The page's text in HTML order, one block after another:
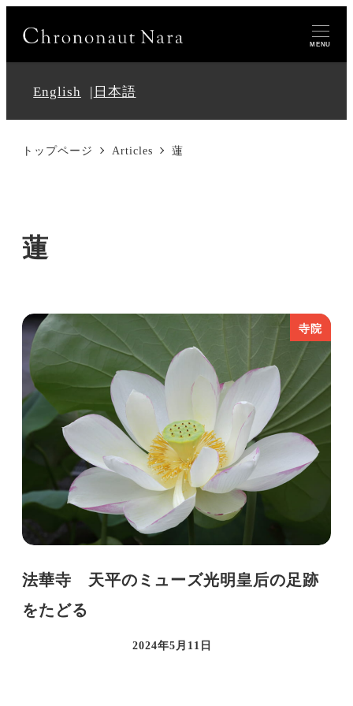
MENU
English 日本語
トップページ Articles 蓮
蓮
寺院
法華寺 天平のミューズ光明皇后の足跡
をたどる
投稿日
2024年5月11日